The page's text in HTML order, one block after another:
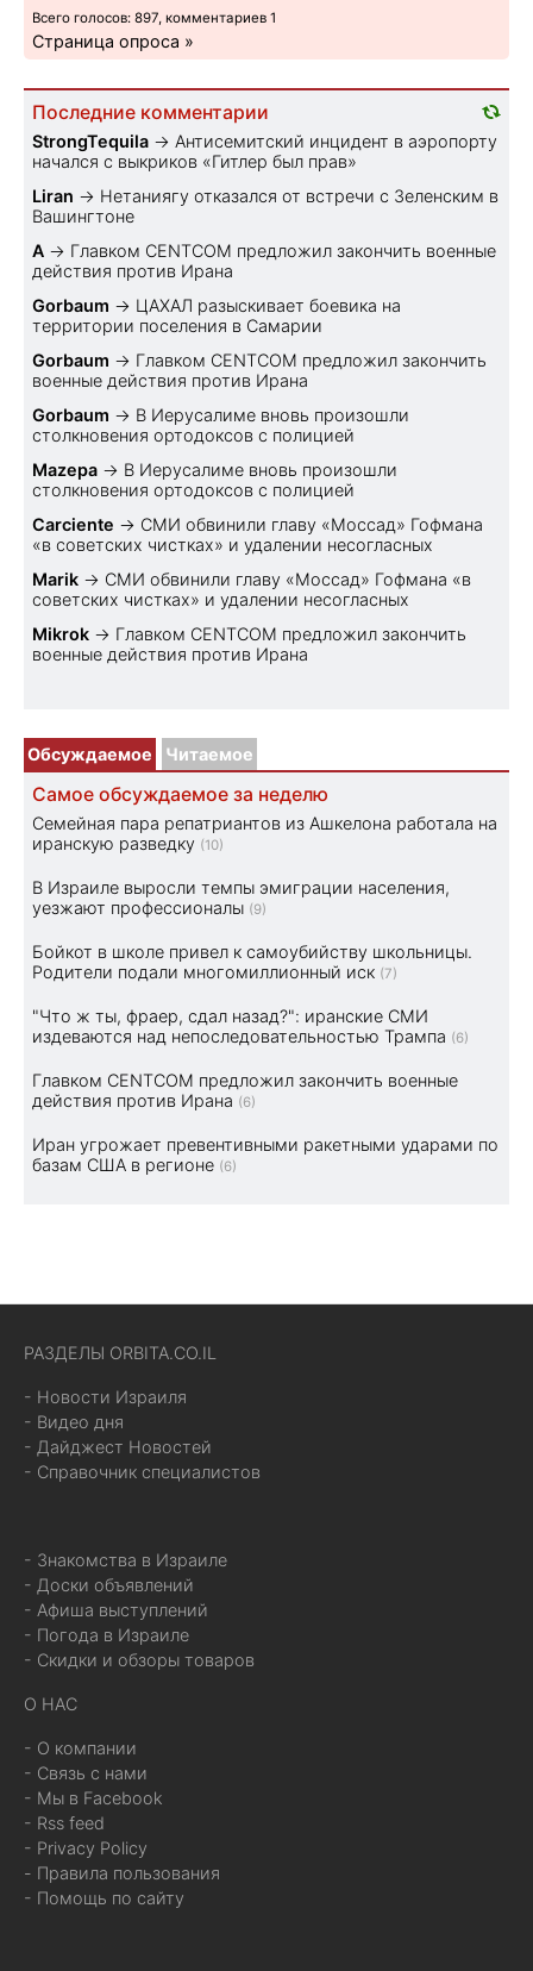
Всего голосов: 897, комментариев 1
Страница опроса »
Последние комментарии
StrongTequila → Антисемитский инцидент в аэропорту
начался с выкриков «Гитлер был прав»
Liran → Нетаниягу отказался от встречи с Зеленским в
Вашингтоне
A → Главком CENTCOM предложил закончить военные
действия против Ирана
Gorbaum → ЦАХАЛ разыскивает боевика на
территории поселения в Самарии
Gorbaum → Главком CENTCOM предложил закончить
военные действия против Ирана
Gorbaum → В Иерусалиме вновь произошли
столкновения ортодоксов с полицией
Mazepa → В Иерусалиме вновь произошли
столкновения ортодоксов с полицией
Carciente → СМИ обвинили главу «Моссад» Гофмана
«в советских чистках» и удалении несогласных
Marik → СМИ обвинили главу «Моссад» Гофмана «в
советских чистках» и удалении несогласных
Mikrok → Главком CENTCOM предложил закончить
военные действия против Ирана
Обсуждаемое Читаемое
Самое обсуждаемое за неделю
Семейная пара репатриантов из Ашкелона работала на
иранскую разведку (10)
В Израиле выросли темпы эмиграции населения,
уезжают профессионалы (9)
Бойкот в школе привел к самоубийству школьницы.
Родители подали многомиллионный иск (7)
"Что ж ты, фраер, сдал назад?": иранские СМИ
издеваются над непоследовательностью Трампа (6)
Главком CENTCOM предложил закончить военные
действия против Ирана (6)
Иран угрожает превентивными ракетными ударами по
базам США в регионе (6)
РАЗДЕЛЫ ORBITA.CO.IL
- Новости Израиля
- Видео дня
- Дайджест Новостей
- Справочник специалистов
- Знакомства в Израиле
- Доски объявлений
- Афиша выступлений
- Погода в Израиле
- Скидки и обзоры товаров
О НАС
- О компании
- Связь с нами
- Мы в Facebook
- Rss feed
- Privacy Policy
- Правила пользования
- Помощь по сайту